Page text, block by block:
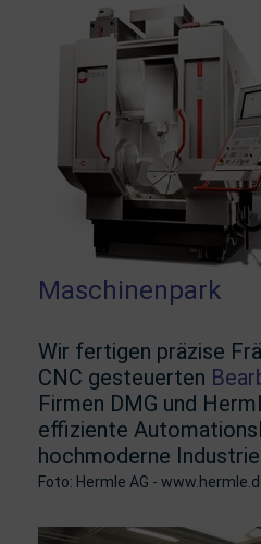
Maschinenpark
Wir fertigen präzise
CNC gesteuerten
Firmen DMG und
effiziente
hochmoderne
Foto: Hermle AG -